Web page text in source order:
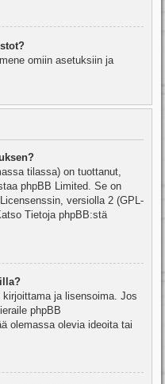
omiin asetuksiin ja
tilassa) on tuottanut,
phpBB Limited. Se on
versiolla 2 (GPL-
Tietoja phpBB:stä
ja lisensoima. Jos
phpBB
olemassa olevia ideoita tai